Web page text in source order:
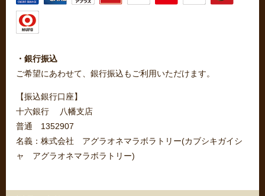
・銀行振込
ご希望にあわせて、銀行振込もご利用いただけます。
【振込銀行口座】
十六銀行 八幡支店
普通 1352907
名義：株式会社 アグラオネマラボラトリー(カブシキガイシ
ャ アグラオネマラボラトリー)